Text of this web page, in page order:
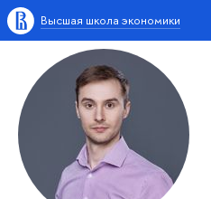
Высшая школа экономики